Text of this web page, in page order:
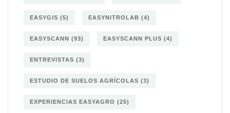
EASYGIS (5) EASYNITROLAB (4)
EASYSCANN (93) EASYSCANN PLUS (4)
ENTREVISTAS (3)
ESTUDIO DE SUELOS AGRÍCOLAS (3)
EXPERIENCIAS EASYAGRO (25)